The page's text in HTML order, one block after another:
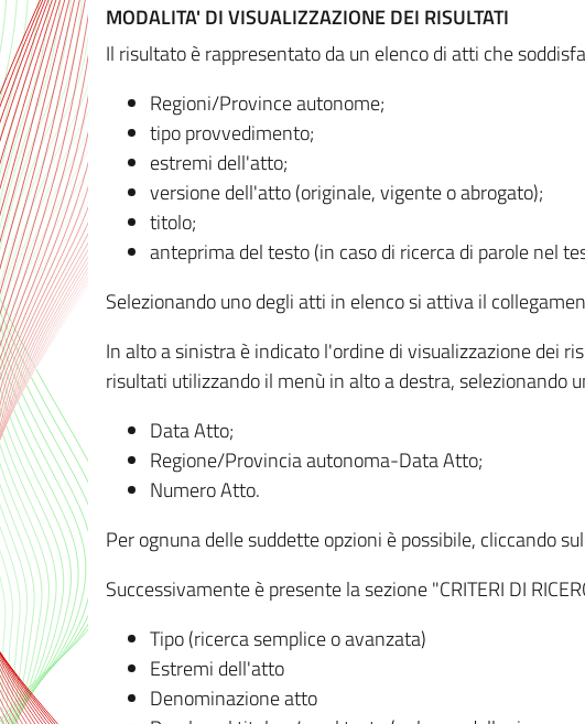
MODALITA' DI VISUALIZZAZIONE DEI RISULTATI
Il risultato è rappresentato da un elenco di atti che
Regioni/Province autonome;
tipo provvedimento;
estremi dell'atto;
versione dell'atto (originale, vigente o abrogato);
titolo;
anteprima del testo (in caso di ricerca di parole nel
Selezionando uno degli atti in elenco si attiva il
In alto a sinistra è indicato l'ordine di visualizzazione dei
risultati utilizzando il menù in alto a destra, selezionando
Data Atto;
Regione/Provincia autonoma-Data Atto;
Numero Atto.
Per ognuna delle suddette opzioni è possibile, cliccando
Successivamente è presente la sezione "CRITERI DI
Tipo (ricerca semplice o avanzata)
Estremi dell'atto
Denominazione atto